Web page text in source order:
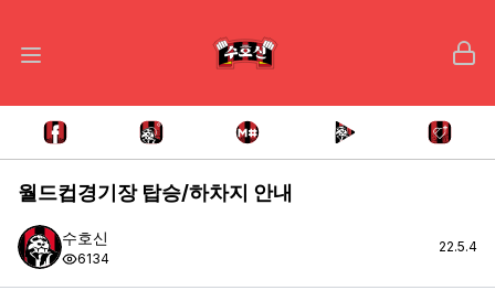
월드컵경기장 탑승/하차지 안내
수호신
6134
22.5.4